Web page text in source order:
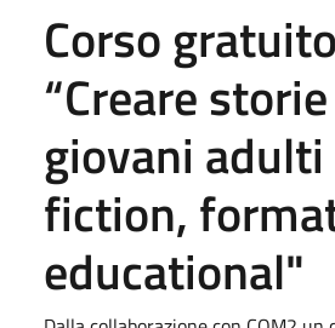
Corso gratuito
“Creare
giovani adulti
fiction,
educational"